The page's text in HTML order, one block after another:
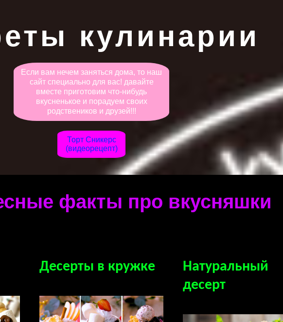
кулинарии
Если вам нечем заняться дома, то наш
сайт специально для вас! давайте
вместе приготовим что-нибудь
вкусненькое и порадуем своих
родствеников и друзей!!!
Торт Cникерс
(видеорецепт)
факты про вкусняшки
Десерты в кружке
Натуральный
десерт